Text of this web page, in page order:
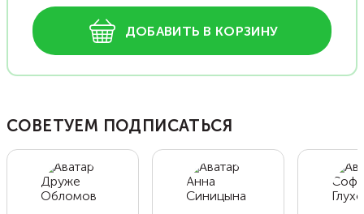
ДОБАВИТЬ В КОРЗИНУ
СОВЕТУЕМ ПОДПИСАТЬСЯ